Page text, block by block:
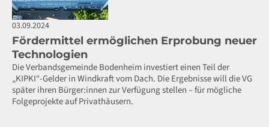
03.09.2024
Fördermittel ermöglichen Erprobung neuer
Technologien
Die Verbandsgemeinde Bodenheim investiert einen Teil der
„KIPKI“-Gelder in Windkraft vom Dach. Die Ergebnisse will die VG
später ihren Bürger:innen zur Verfügung stellen – für mögliche
Folgeprojekte auf Privathäusern.